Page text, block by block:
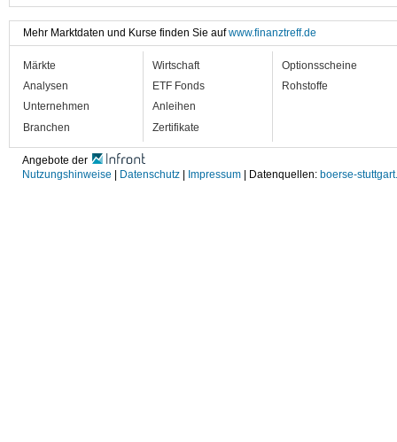
Mehr Marktdaten und Kurse finden Sie aufwww.finanztreff.de
Märkte
Analysen
Unternehmen
Branchen
Wirtschaft
ETF Fonds
Anleihen
Zertifikate
Optionsscheine
Rohstoffe
Angebote der
Nutzungshinweise
Datenschutz Impressum | Datenquellen: boerse-